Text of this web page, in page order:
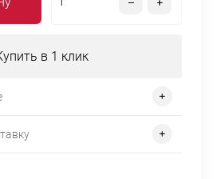
в 1 клик